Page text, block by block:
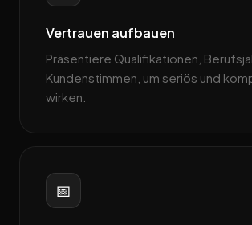
Vertrauen aufbauen
Präsentiere Qualifikationen,
Kundenstimmen, um seriös und
wirken.
📅